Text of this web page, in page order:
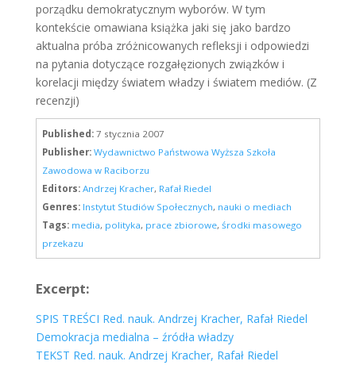
porządku demokratycznym wyborów. W tym
kontekście omawiana książka jaki się jako bardzo
aktualna próba zróżnicowanych refleksji i odpowiedzi
na pytania dotyczące rozgałęzionych związków i
korelacji między światem władzy i światem mediów. (Z
recenzji)
Published: 7 stycznia 2007
Publisher: Wydawnictwo Państwowa Wyższa Szkoła
Zawodowa w Raciborzu
Editors: Andrzej Kracher, Rafał Riedel
Genres: Instytut Studiów Społecznych, nauki o mediach
Tags: media, polityka, prace zbiorowe, środki masowego
przekazu
Excerpt:
SPIS TREŚCI Red. nauk. Andrzej Kracher, Rafał Riedel
Demokracja medialna – źródła władzy
TEKST Red. nauk. Andrzej Kracher, Rafał Riedel